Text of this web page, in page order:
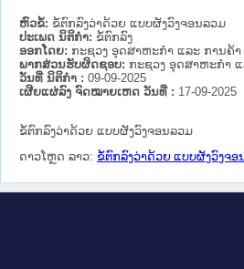
ຫົວຂໍ້: ຂໍ້ຕົກລົງວ່າດ້ວຍ ແບບຜັງວົງຈອນລວມ
ປະເພດ ນິຕິກໍາ: ຂໍ້ຕົກລົງ
ອອກໂດຍ: ກະຊວງ ອຸດສາຫະກຳ ແລະ ການຄ້າ
ພາກສ່ວນຮັບຜິດຊອບ: ກະຊວງ ອຸດສາຫະກຳ
ວັນທີ່ ນິຕິກໍາ : 09-09-2025
ເຜີຍແຜ່ລົງ ຈົດໝາຍເຫດ ວັນທີ່ : 17-09-2025
ຂໍ້ຕົກລົງວ່າດ້ວຍ ແບບຜັງວົງຈອນລວມ
ດາວໂຫຼດ ລາວ: ຂໍ້ຕົກລົງວ່າດ້ວຍ ແບບຜັງວົງຈອ